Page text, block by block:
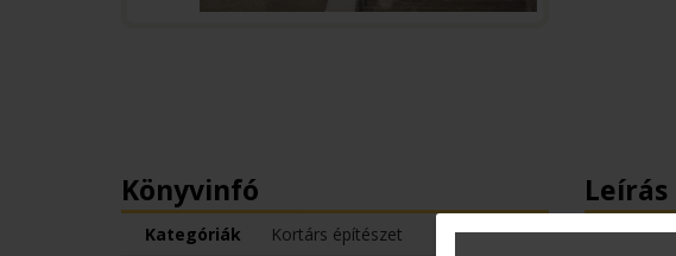
Leírás
A
Könyvinfó
Kategóriák
Kortárs építészet